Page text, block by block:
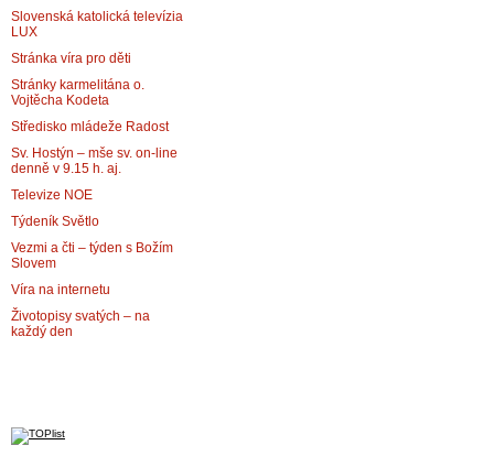
Slovenská katolická televízia
LUX
Stránka víra pro děti
Stránky karmelitána o.
Vojtěcha Kodeta
Středisko mládeže Radost
Sv. Hostýn – mše sv. on-line
denně v 9.15 h. aj.
Televize NOE
Týdeník Světlo
Vezmi a čti – týden s Božím
Slovem
Víra na internetu
Životopisy svatých – na
každý den